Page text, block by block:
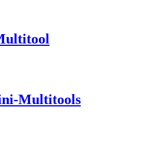
Multitools